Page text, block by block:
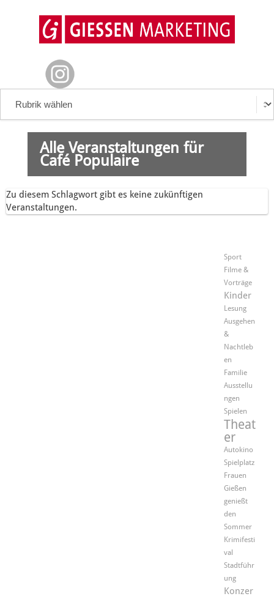
Alle Veranstaltungen für
Café Populaire
Zu diesem Schlagwort gibt es keine zukünftigen
Veranstaltungen.
Sport
Filme &
Vorträge
Kinder
Lesung
Ausgehen
&
Nachtleb
en
Familie
Ausstellu
ngen
Spielen
Theat
er
Autokino
Spielplatz
Frauen
Gießen
genießt
den
Sommer
Krimifesti
val
Stadtführ
ung
Konzer